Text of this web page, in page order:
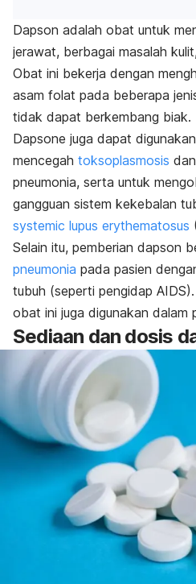
Dapson adalah obat untuk
jerawat, berbagai masalah
Obat ini bekerja dengan
asam folat pada beberapa
tidak dapat berkembang biak.
Dapsone juga dapat
mencegah toksoplasmosis dan
pneumonia, serta untuk
gangguan sistem kekebalan
systemic lupus erythematosus
Selain itu, pemberian dapson
pneumonia pada pasien
tubuh (seperti pengidap
obat ini juga digunakan dalam
Sediaan dan dosis